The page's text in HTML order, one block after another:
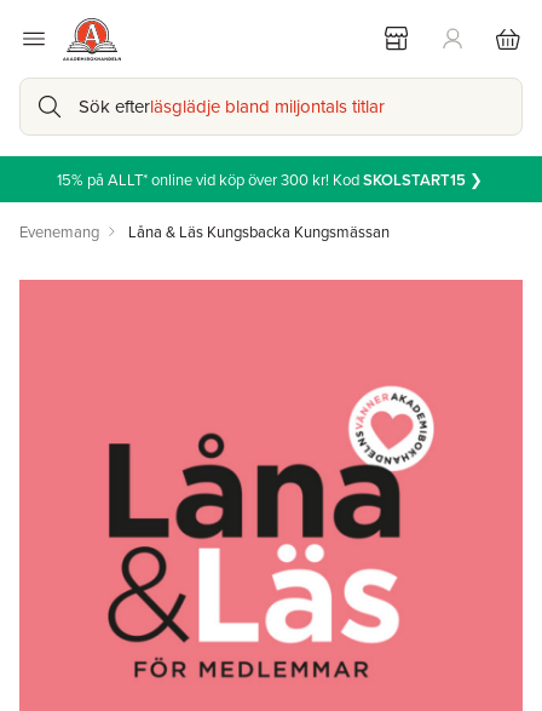
Sök efterläsglädje bland miljontals titlar
15% på ALLT* online vid köp över 300 kr! KodSKOLSTART15❯
Evenemang Låna & Läs Kungsbacka Kungsmässan